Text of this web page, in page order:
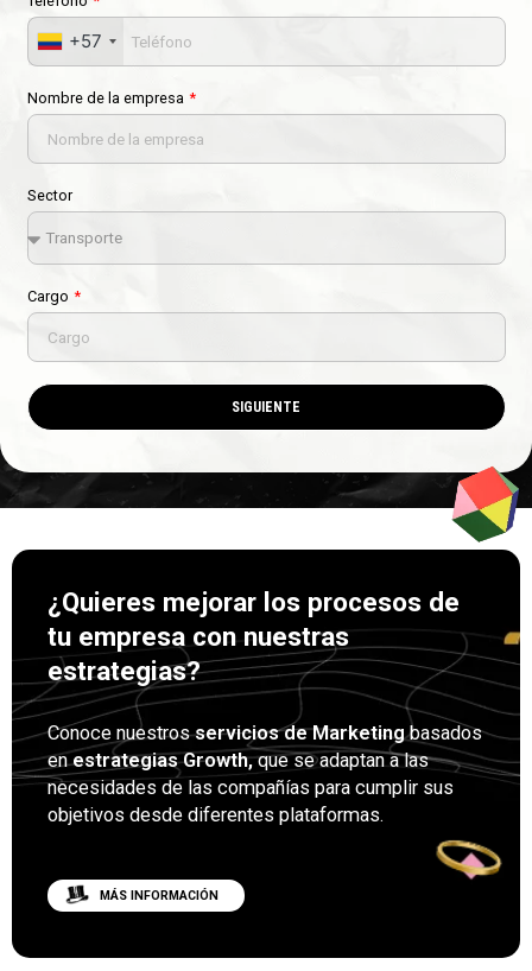
+57
Nombre de la empresa
Sector
Cargo
SIGUIENTE
¿Quieres mejorar los procesos de
tu empresa con nuestras
estrategias?
Conoce nuestrosservicios de Marketingbasados
enestrategias Growth,que se adaptan a las
necesidades de las compañías para cumplir sus
objetivos desde diferentes plataformas.
MÁS INFORMACIÓN